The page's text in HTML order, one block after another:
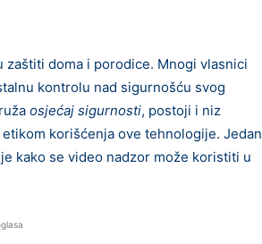
zaštiti doma i porodice. Mnogi vlasnici
kontrolu nad sigurnošću svog
osjećaj sigurnosti, postoji i niz
korišćenja ove tehnologije. Jedan
kako se video nadzor može koristiti u